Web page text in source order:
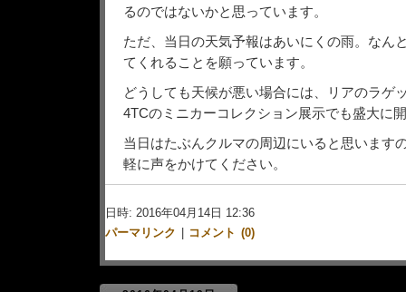
るのではないかと思っています。
ただ、当日の天気予報はあいにくの雨。なん
てくれることを願っています。
どうしても天候が悪い場合には、リアのラゲ
4TCのミニカーコレクション展示でも盛大に
当日はたぶんクルマの周辺にいると思います
軽に声をかけてください。
日時: 2016年04月14日 12:36
パーマリンク
コメント (0)